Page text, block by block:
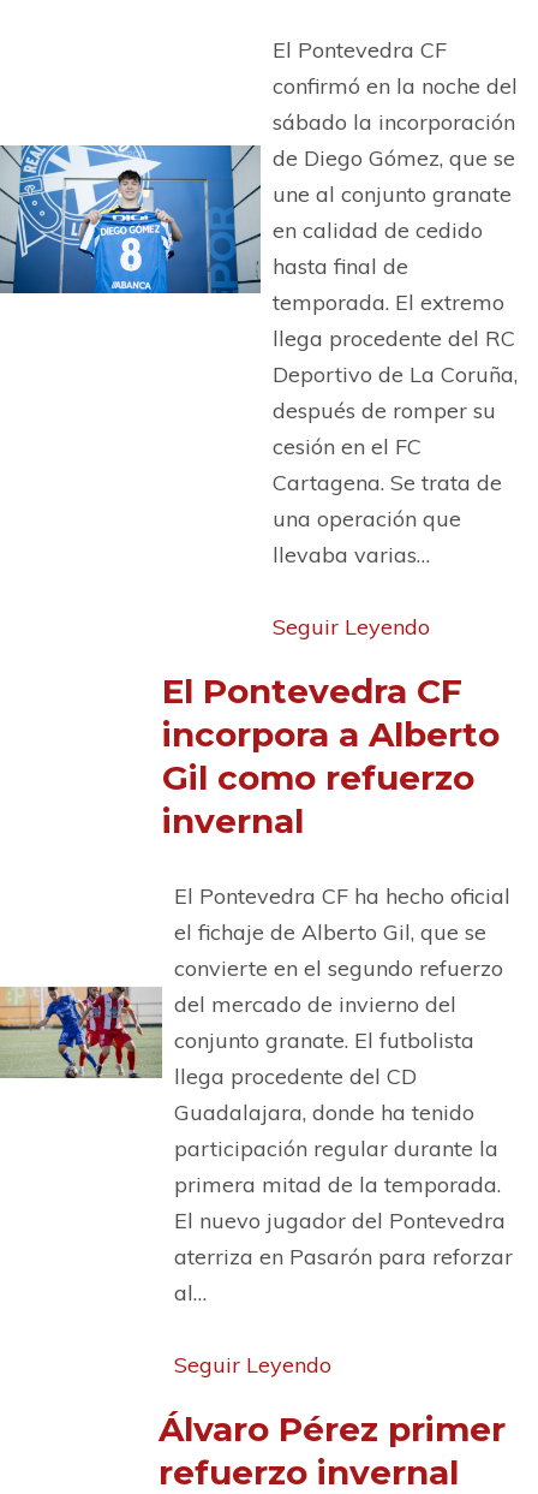
El Pontevedra CF
confirmó en la noche del
sábado la incorporación
de Diego Gómez, que se
une al conjunto granate
en calidad de cedido
hasta final de
temporada. El extremo
llega procedente del RC
Deportivo de La Coruña,
después de romper su
cesión en el FC
Cartagena. Se trata de
una operación que
llevaba varias…
Seguir Leyendo
El Pontevedra CF
incorpora a Alberto
Gil como refuerzo
invernal
El Pontevedra CF ha hecho oficial
el fichaje de Alberto Gil, que se
convierte en el segundo refuerzo
del mercado de invierno del
conjunto granate. El futbolista
llega procedente del CD
Guadalajara, donde ha tenido
participación regular durante la
primera mitad de la temporada.
El nuevo jugador del Pontevedra
aterriza en Pasarón para reforzar
al…
Seguir Leyendo
Álvaro Pérez primer
refuerzo invernal